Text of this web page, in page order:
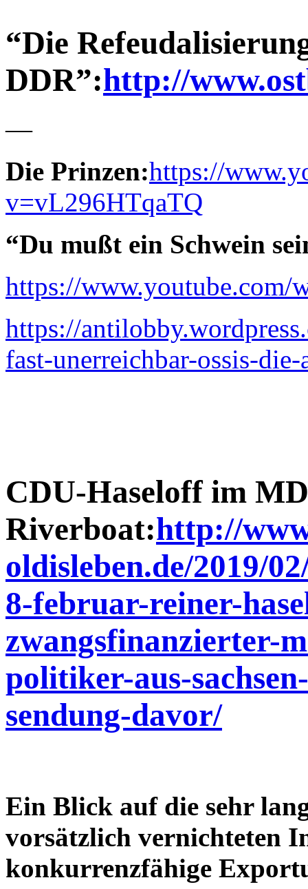
“Die
DDR”:http://
—
Die Prinzen:https://
v=vL296HTqaTQ
“Du mußt ein Schwein
https://www.youtube.com/
https://
fast-unerreichbar-ossis-
CDU-Haseloff im
Riverboat:http://
oldisleben.de/2019/
8-februar-reiner-
zwangsfinanzierter-
politiker-aus-
sendung-davor/
Ein Blick auf die sehr
vorsätzlich vernichteten
konkurrenzfähige